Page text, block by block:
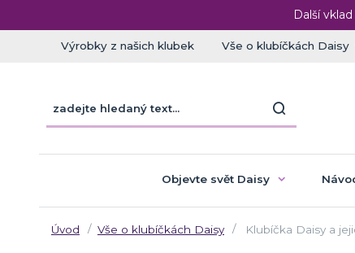
Další
Výrobky z našich klubek Vše o klubíčkách Daisy
Objevte svět Daisy
Úvod Vše o klubíčkách Daisy Klubíčka Daisy a